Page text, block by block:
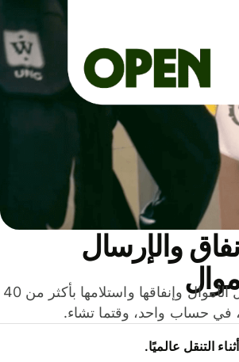
والإرسال
وفّر المال عند إرسال الأموال وإنفاقها واستلامها بأكثر من 40
حساب واحد، وقتما تشاء.
التنقل عالميًا.